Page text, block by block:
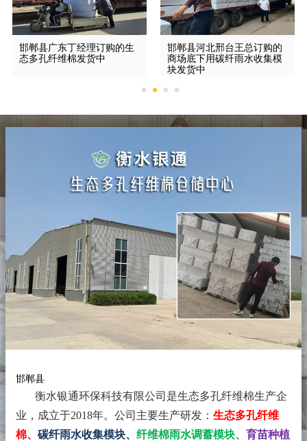
邯郸县广东丁经理订购的生
态多孔纤维棉发货中
邯郸县河北邢台王总订购的
商场底下用碳纤雨水收集模
块发货中
邯郸县
衡水银通环保科技有限公司是生态多孔纤维棉生产企
业，成立于2018年。 公司主要生产研发： 生态多孔纤维
棉、 碳纤雨水收集模块、 纤维棉雨水调蓄模块、 育苗种植